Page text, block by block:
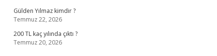
Gülden Yılmaz kimdir ?
Temmuz 22, 2026
200 TL kaç yılında çıktı ?
Temmuz 20, 2026